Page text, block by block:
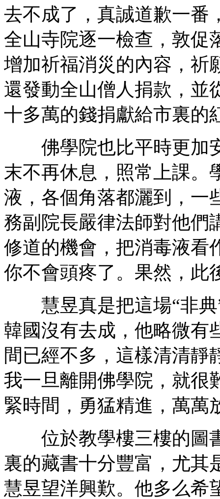
去不成了，真誠道歉一番
全山寺院逐一檢查，敦促
增加祈福消災的內容，祈
還發動全山僧人捐款，並
十多萬的錢捐獻給市裏的
佛學院也比平時更加
末不再休息，照常上課。
液，各個角落都灑到，一
務副院長嚴律法師對他們
修道的機會，把消毒液看
你不會頭疼了。果然，此
慧昱真是把這場“非典
韓國沒有去成，他略微有
間已經不多，這樣清清靜
我一旦離開佛學院，就很
緊時間，勇猛精進，萬萬
位於教學樓三樓的圖
裏的藏書十分豐富，尤其
慧昱望洋興歎。他多么希